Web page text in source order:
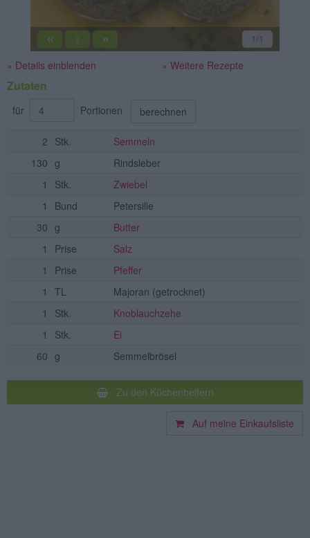
« || » 1/1
» Details einblenden » Weitere Rezepte
Zutaten
für Portionen berechnen
2 Stk.
Semmeln
130 g
Rindsleber
1
Stk.
Zwiebel
1
Bund
Petersilie
30 g
Butter
1
Prise
Salz
1
Prise
Pfeffer
1
TL Majoran (getrocknet)
1
Stk.
Knoblauchzehe
1
Stk.
Ei
60 g Semmelbrösel
Zu den Küchenhelfern
Auf meine Einkaufsliste